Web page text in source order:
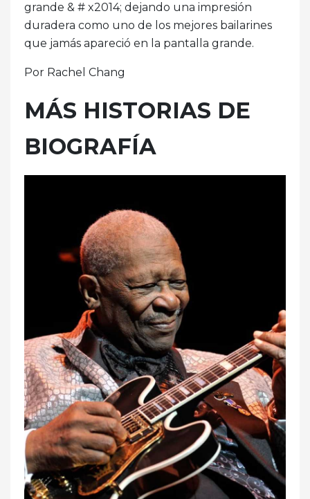
grande & # x2014; dejando una impresión
duradera como uno de los mejores bailarines
que jamás apareció en la pantalla grande.
Por Rachel Chang
MÁS HISTORIAS DE
BIOGRAFÍA